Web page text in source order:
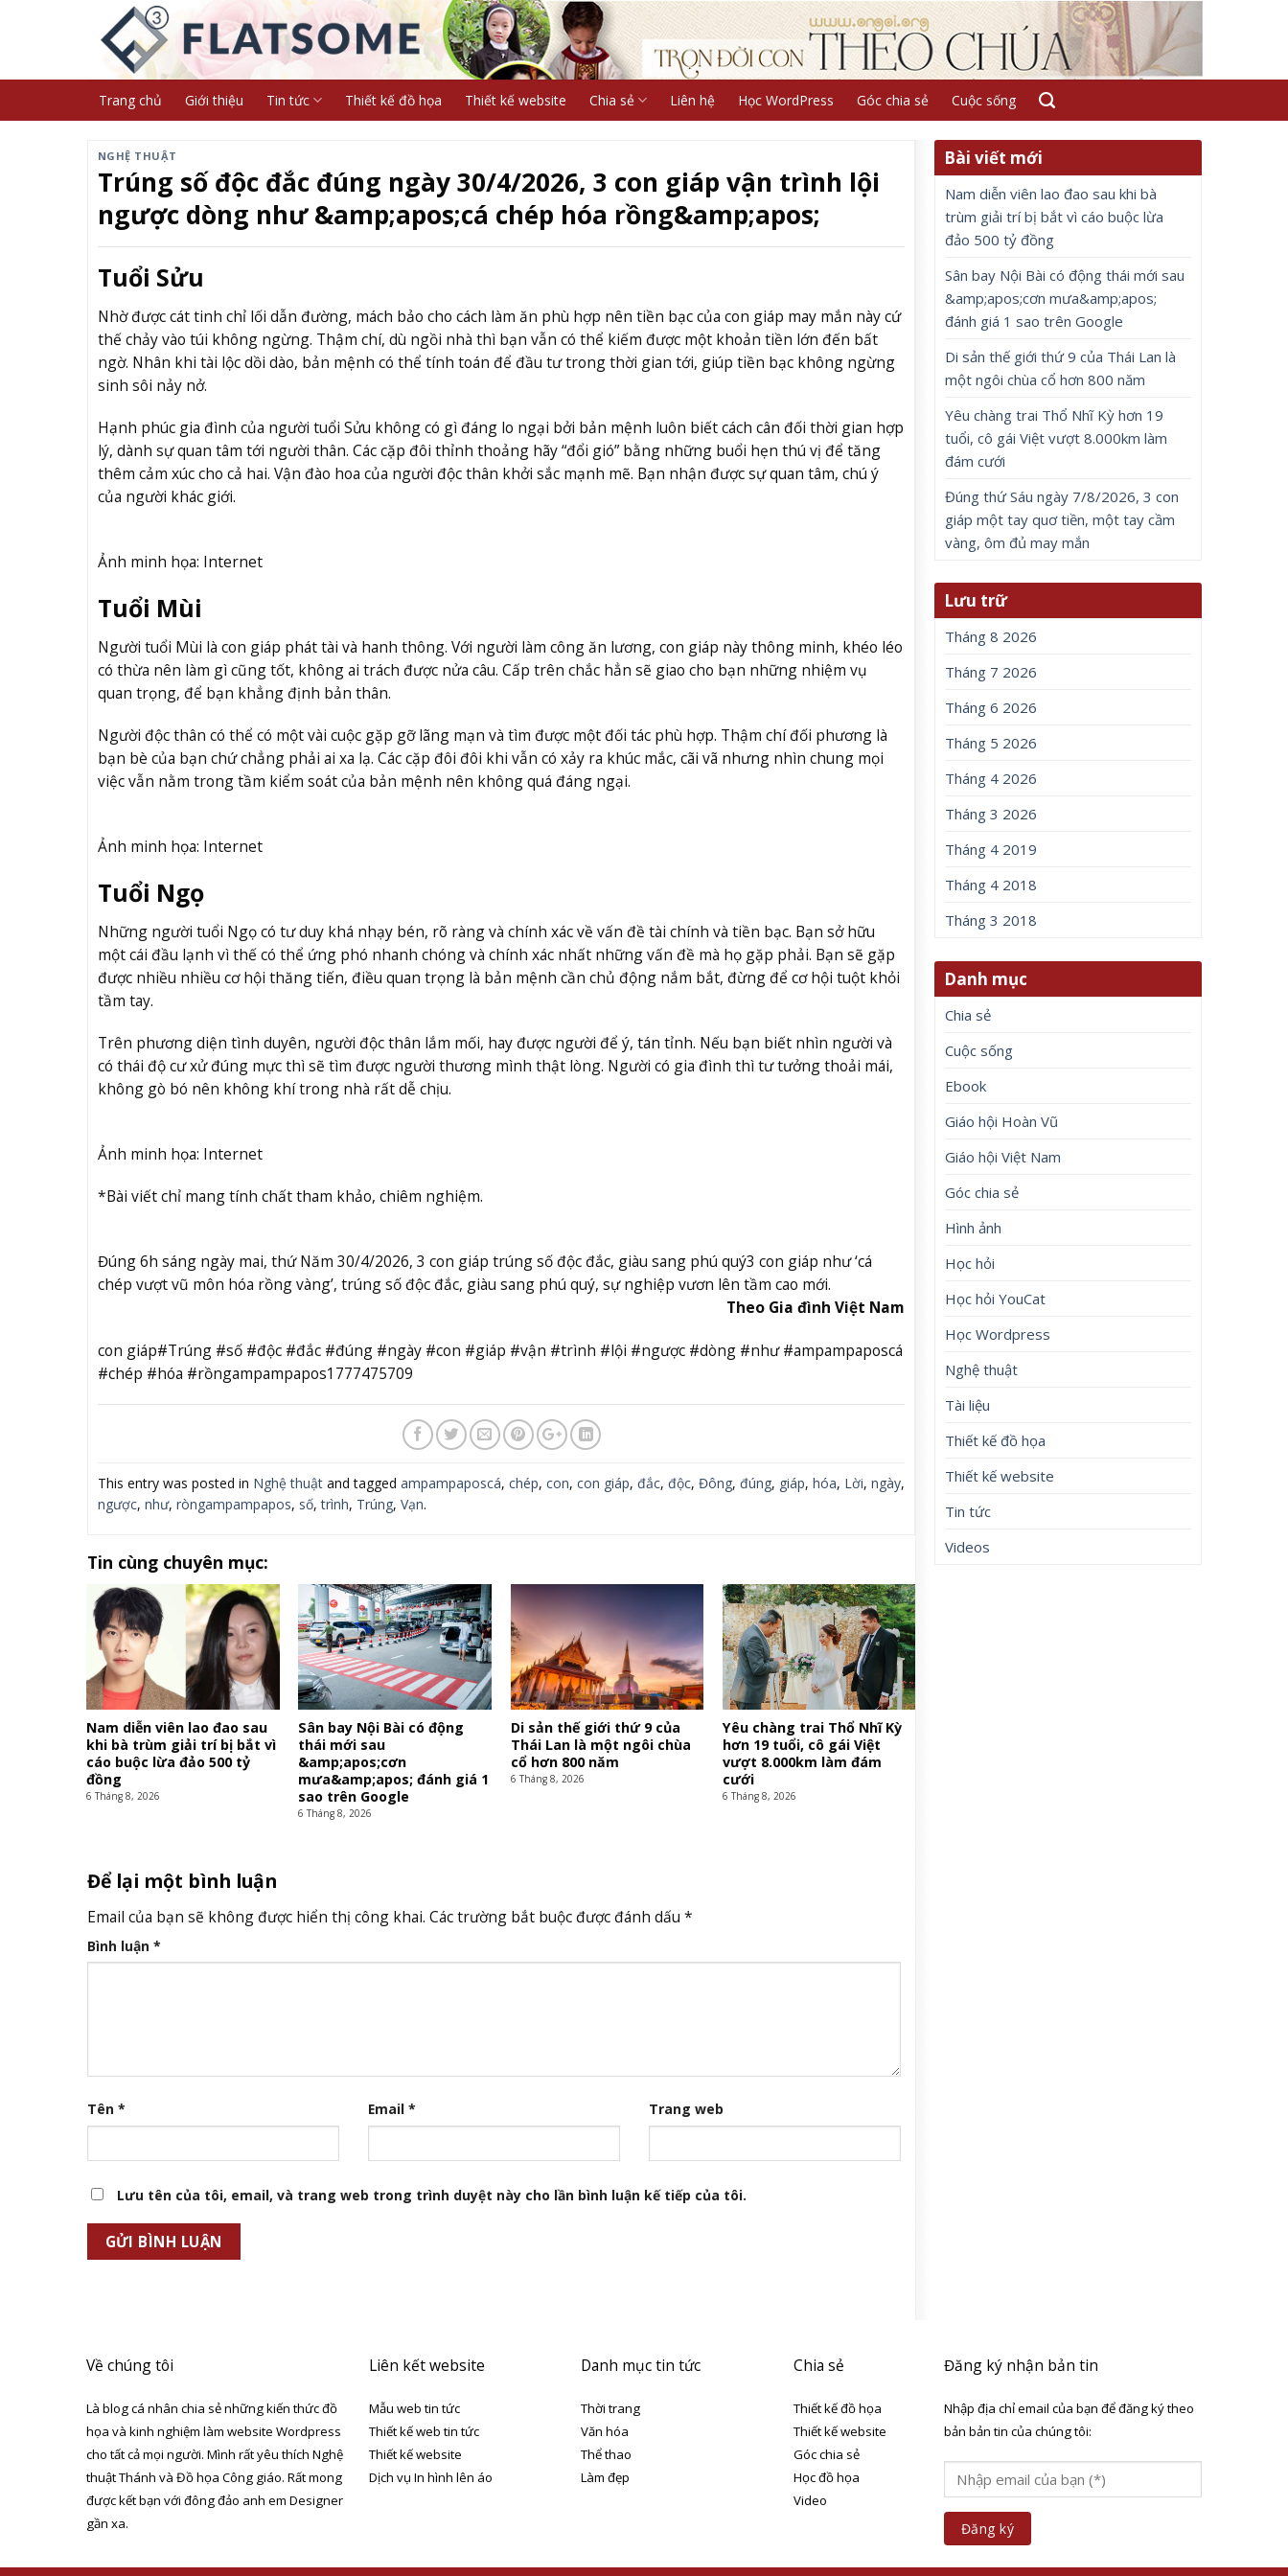
Trang chủ Giới thiệu Tin tức Thiết kế đồ họa Thiết kế website Chia sẻ Liên hệ Học WordPress Góc chia sẻ Cuộc sống
NGHỆ THUẬT
Trúng số độc đắc đúng ngày 30/4/2026, 3 con giáp vận trình lội
ngược dòng như &amp;apos;cá chép hóa rồng&amp;apos;
Tuổi Sửu
Nhờ được cát tinh chỉ lối dẫn đường, mách bảo cho cách làm ăn phù hợp nên tiền bạc của con giáp may mắn này cứ
thế chảy vào túi không ngừng. Thậm chí, dù ngồi nhà thì bạn vẫn có thể kiếm được một khoản tiền lớn đến bất
ngờ. Nhân khi tài lộc dồi dào, bản mệnh có thể tính toán để đầu tư trong thời gian tới, giúp tiền bạc không ngừng
sinh sôi nảy nở.
Hạnh phúc gia đình của người tuổi Sửu không có gì đáng lo ngại bởi bản mệnh luôn biết cách cân đối thời gian hợp
lý, dành sự quan tâm tới người thân. Các cặp đôi thỉnh thoảng hãy “đổi gió” bằng những buổi hẹn thú vị để tăng
thêm cảm xúc cho cả hai. Vận đào hoa của người độc thân khởi sắc mạnh mẽ. Bạn nhận được sự quan tâm, chú ý
của người khác giới.
Ảnh minh họa: Internet
Tuổi Mùi
Người tuổi Mùi là con giáp phát tài và hanh thông. Với người làm công ăn lương, con giáp này thông minh, khéo léo
có thừa nên làm gì cũng tốt, không ai trách được nửa câu. Cấp trên chắc hẳn sẽ giao cho bạn những nhiệm vụ
quan trọng, để bạn khẳng định bản thân.
Người độc thân có thể có một vài cuộc gặp gỡ lãng mạn và tìm được một đối tác phù hợp. Thậm chí đối phương là
bạn bè của bạn chứ chẳng phải ai xa lạ. Các cặp đôi đôi khi vẫn có xảy ra khúc mắc, cãi vã nhưng nhìn chung mọi
việc vẫn nằm trong tầm kiểm soát của bản mệnh nên không quá đáng ngại.
Ảnh minh họa: Internet
Tuổi Ngọ
Những người tuổi Ngọ có tư duy khá nhạy bén, rõ ràng và chính xác về vấn đề tài chính và tiền bạc. Bạn sở hữu
một cái đầu lạnh vì thế có thể ứng phó nhanh chóng và chính xác nhất những vấn đề mà họ gặp phải. Bạn sẽ gặp
được nhiều nhiều cơ hội thăng tiến, điều quan trọng là bản mệnh cần chủ động nắm bắt, đừng để cơ hội tuột khỏi
tầm tay.
Trên phương diện tình duyên, người độc thân lắm mối, hay được người để ý, tán tỉnh. Nếu bạn biết nhìn người và
có thái độ cư xử đúng mực thì sẽ tìm được người thương mình thật lòng. Người có gia đình thì tư tưởng thoải mái,
không gò bó nên không khí trong nhà rất dễ chịu.
Ảnh minh họa: Internet
*Bài viết chỉ mang tính chất tham khảo, chiêm nghiệm.
Đúng 6h sáng ngày mai, thứ Năm 30/4/2026, 3 con giáp trúng số độc đắc, giàu sang phú quý3 con giáp như ‘cá
chép vượt vũ môn hóa rồng vàng’, trúng số độc đắc, giàu sang phú quý, sự nghiệp vươn lên tầm cao mới.
Theo Gia đình Việt Nam
con giáp#Trúng #số #độc #đắc #đúng #ngày #con #giáp #vận #trình #lội #ngược #dòng #như #ampampaposcá
#chép #hóa #rồngampampapos1777475709
This entry was posted in Nghệ thuậtand tagged ampampaposcá, chép, con, con giáp, đắc, độc, Đông, đúng, giáp, hóa, Lời, ngày,
ngược, như, ròngampampapos, số,trình, Trúng, Vạn.
Tin cùng chuyên mục:
Nam diễn viên lao đao sau
khi bà trùm giải trí bị bắt vì
cáo buộc lừa đảo 500 tỷ
đồng
6 Tháng 8, 2026
Sân bay Nội Bài có động
thái mới sau
&amp;apos;cơn
mưa&amp;apos; đánh giá 1
sao trên Google
6 Tháng 8, 2026
Di sản thế giới thứ 9 của
Thái Lan là một ngôi chùa
cổ hơn 800 năm
6 Tháng 8, 2026
Yêu chàng trai Thổ Nhĩ Kỳ
hơn 19 tuổi, cô gái Việt
vượt 8.000km làm đám
cưới
6 Tháng 8, 2026
Để lại một bình luận
Email của bạn sẽ không được hiển thị công khai. Các trường bắt buộc được đánh dấu *
Bình luận *
Tên * Email * Trang web
Lưu tên của tôi, email, và trang web trong trình duyệt này cho lần bình luận kế tiếp của tôi.
Bài viết mới
Nam diễn viên lao đao sau khi bà
trùm giải trí bị bắt vì cáo buộc lừa
đảo 500 tỷ đồng
Sân bay Nội Bài có động thái mới sau
&amp;apos;cơn mưa&amp;apos;
đánh giá 1 sao trên Google
Di sản thế giới thứ 9 của Thái Lan là
một ngôi chùa cổ hơn 800 năm
Yêu chàng trai Thổ Nhĩ Kỳ hơn 19
tuổi, cô gái Việt vượt 8.000km làm
đám cưới
Đúng thứ Sáu ngày 7/8/2026, 3 con
giáp một tay quơ tiền, một tay cầm
vàng, ôm đủ may mắn
Lưu trữ
Tháng 8 2026
Tháng 7 2026
Tháng 6 2026
Tháng 5 2026
Tháng 4 2026
Tháng 3 2026
Tháng 4 2019
Tháng 4 2018
Tháng 3 2018
Danh mục
Chia sẻ
Cuộc sống
Ebook
Giáo hội Hoàn Vũ
Giáo hội Việt Nam
Góc chia sẻ
Hình ảnh
Học hỏi
Học hỏi YouCat
Học Wordpress
Nghệ thuật
Tài liệu
Thiết kế đồ họa
Thiết kế website
Tin tức
Videos
Về chúng tôi
Là blog cá nhân chia sẻ những kiến thức đồ
họa và kinh nghiệm làm website Wordpress
cho tất cả mọi người. Mình rất yêu thích Nghệ
thuật Thánh và Đồ họa Công giáo. Rất mong
được kết bạn với đông đảo anh em Designer
gần xa.
Liên kết website
Mẫu web tin tức
Thiết kế web tin tức
Thiết kế website
Dịch vụ In hình lên áo
Danh mục tin tức
Thời trang
Văn hóa
Thể thao
Làm đẹp
Chia sẻ
Thiết kế đồ họa
Thiết kế website
Góc chia sẻ
Học đồ họa
Video
Đăng ký nhận bản tin
Nhập địa chỉ email của bạn để đăng ký theo
bản bản tin của chúng tôi: